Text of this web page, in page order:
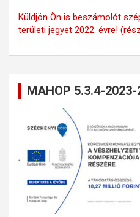
Küldjön Ön is beszámolót
területi jegyet 2022. évre!
MAHOP 5.3.4-